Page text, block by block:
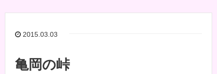
2015.03.03
亀岡の峠